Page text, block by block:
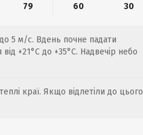
79 60 30
5 м/с. Вдень почне падати
+21°C до +35°C. Надвечір небо
краї. Якщо відлетіли до цього